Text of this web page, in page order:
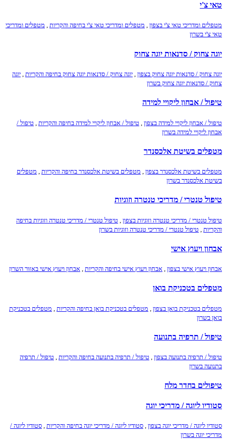
טאי צ'י
מטפלים ומדריכי טאי צ'י בצפון , מטפלים ומדריכי טאי צ'י בחיפה והקריות , מטפלים ומדריכי
טאי צ'י בשרון
יוגה צחוק / סדנאות יוגה צחוק
יוגה צחוק / סדנאות יוגה צחוק בצפון יוגה צחוק / סדנאות יוגה צחוק בחיפה והקריות
יוגה
צחוק / סדנאות יוגה צחוק בשרון
טיפול / אבחון ליקויי למידה
טיפול / אבחון ליקויי למידה בצפון טיפול / אבחון ליקויי למידה בחיפה והקריות
טיפול /
אבחון ליקויי למידה בשרון
מטפלים בשיטת אלכסנדר
מטפלים בשיטת אלכסנדר בצפון , מטפלים בשיטת אלכסנדר בחיפה והקריות , מטפלים
בשיטת אלכסנדר בשרון
טיפול טנטרי / מדריכי טנטרה וזוגיות
טיפול טנטרי / מדריכי טנטרה וזוגיות בצפון טיפול טנטרי / מדריכי טנטרה וזוגיות בחיפה
והקריות
טיפול טנטרי / מדריכי טנטרה וזוגיות בשרון
אבחון ויעוץ אישי
אבחון ויעוץ אישי בצפון , אבחון ויעוץ אישי בחיפה והקריות , אבחון ויעוץ אישי באזור השרון
מטפלים בטכניקת בואן
מטפלים בטכניקת בואן בצפון מטפלים בטכניקת בואן בחיפה והקריות
מטפלים בטכניקת
בואן בשרון
טיפול / תרפיה בתנועה
טיפול / תרפיה בתנועה בצפון , טיפול / תרפיה בתנועה בחיפה והקריות , טיפול / תרפיה
בתנועה בשרון
טיפולים בחדר מלח
סטודיו ליוגה / מדריכי יוגה
סטודיו ליוגה / מדריכי יוגה בצפון סטודיו ליוגה / מדריכי יוגה בחיפה והקריות
סטודיו ליוגה /
מדריכי יוגה בשרון